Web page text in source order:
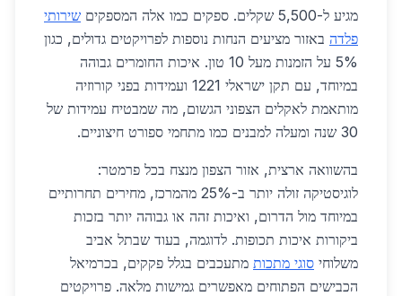
מגיע ל-5,500 שקלים. ספקים כמו אלה המספקים
שירותי
פלדה באזור מציעים הנחות נוספות לפרויקטים גדולים, כגון
5% על הזמנות מעל 10 טון. איכות החומרים גבוהה
במיוחד, עם תקן ישראלי 1221 ועמידות בפני קורוזיה
מותאמת לאקלים הצפוני הגשום, מה שמבטיח עמידות של
30 שנה ומעלה למבנים כמו מתחמי ספורט חיצוניים.
בהשוואה ארצית, אזור הצפון מנצח בכל פרמטר:
לוגיסטיקה זולה יותר ב-25% מהמרכז, מחירים תחרותיים
במיוחד מול הדרום, ואיכות זהה או גבוהה יותר בזכות
ביקורות איכות תכופות. לדוגמה, בעוד שבתל אביב
משלוחי סוגי מתכות מתעכבים בגלל פקקים, בכרמיאל
הכבישים הפתוחים מאפשרים גמישות מלאה. פרויקטים